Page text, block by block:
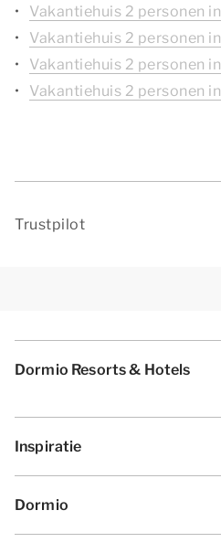
Vakantiehuis 2 personen
Vakantiehuis 2 personen
Vakantiehuis 2 personen
Vakantiehuis 2 personen
Trustpilot
Dormio Resorts & Hotels
Inspiratie
Dormio